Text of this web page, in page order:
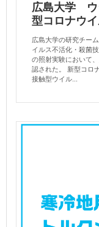
広島大学 ウ
型コロナウ
広島大学の研究チー
イルス不活化・殺菌
の照射実験において
認された。 新型コロ
接触型ウイル...